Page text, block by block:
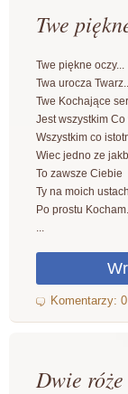
Twe
Twe piękne oczy...
Twa urocza
Twe Kochające
Jest wszystkim Co
Wszystkim co
Wiec jedno ze
To zawsze Ciebie
Ty na moich
Po prostu
...
Dwie